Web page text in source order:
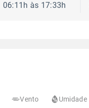
06:11h às 17:33h
Vento Umidade